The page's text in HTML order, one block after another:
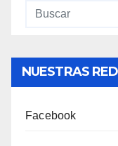
NUESTRAS
Facebook